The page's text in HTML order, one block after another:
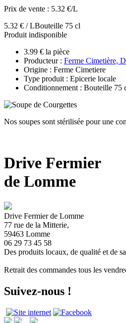
Prix de vente : 5.32 €/L
5.32 € / LBouteille 75 cl
Produit indisponible
3.99 € la pièce
Producteur : Ferme Cimetière,
Origine : Ferme Cimetiere
Type produit : Epicerie locale
Conditionnement : Bouteille 75
Nos soupes sont stérilisée pour une
Drive Fermier
de Lomme
Drive Fermier de Lomme
77 rue de la Mitterie,
59463 Lomme
06 29 73 45 58
Des produits locaux, de qualité et de
Retrait des commandes tous les
Suivez-nous !